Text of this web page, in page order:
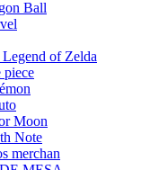
Ball
of Zelda
piece
Moon
Note
merchan